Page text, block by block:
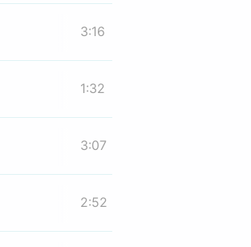
3:16
1:32
3:07
2:52